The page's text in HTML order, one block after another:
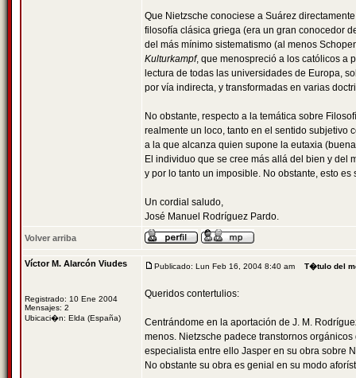
Que Nietzsche conociese a Suárez
filosofía clásica griega (era un gran conocedor
del más mínimo sistematismo (al menos
Kulturkampf, que menospreció a los católicos a
lectura de todas las universidades de Europa,
por vía indirecta, y transformadas en varias
No obstante, respecto a la temática sobre
realmente un loco, tanto en el sentido subjetivo
a la que alcanza quien supone la eutaxia
El individuo que se cree más allá del bien y del
y por lo tanto un imposible. No obstante, esto
Un cordial saludo,
José Manuel Rodríguez Pardo.
Volver arriba
Víctor M. Alarcón Viudes
Registrado: 10 Ene 2004
Mensajes: 2
Ubicaci�n: Elda (España)
Publicado: Lun Feb 16, 2004 8:40 am T�tulo del
Queridos contertulios:
Centrándome en la aportación de J. M.
menos. Nietzsche padece transtornos
especialista entre ello Jasper en su obra sobre
No obstante su obra es genial en su modo